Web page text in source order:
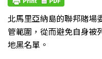
北馬里亞納島的聯邦賭場
管範圍，從而避免自身被
地黑名單。